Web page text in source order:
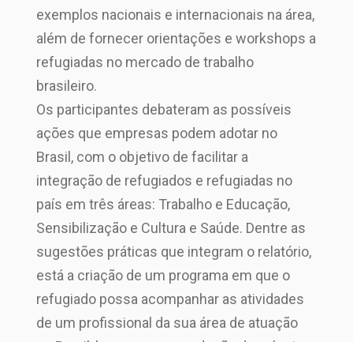
exemplos nacionais e internacionais na área,
além de fornecer orientações e workshops a
refugiadas no mercado de trabalho
brasileiro.
Os participantes debateram as possíveis
ações que empresas podem adotar no
Brasil, com o objetivo de facilitar a
integração de refugiados e refugiadas no
país em três áreas: Trabalho e Educação,
Sensibilização e Cultura e Saúde. Dentre as
sugestões práticas que integram o relatório,
está a criação de um programa em que o
refugiado possa acompanhar as atividades
de um profissional da sua área de atuação